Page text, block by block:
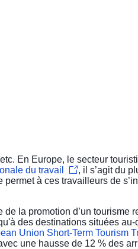
En Europe, le secteur
du travail
, il s’agit du
à ces travailleurs de
la promotion d’un tourisme
des destinations situées
Union Short-Term Tourism
une hausse de 12 % des